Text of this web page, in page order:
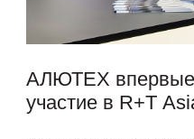
АЛЮТЕХ впервые
участие в R+T